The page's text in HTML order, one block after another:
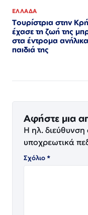
ΕΛΛΑΔΑ
Τουρίστρια στην
έχασε τη ζωή της
στα έντρομα ανήλικα
παιδιά της
Αφήστε μια
Η ηλ. διεύθυνση
υποχρεωτικά
Σχόλιο*